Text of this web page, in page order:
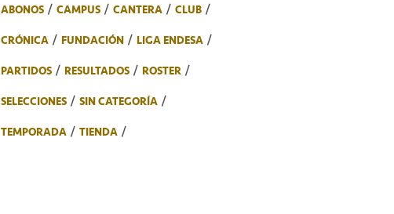
ABONOS CAMPUS CANTERA
CLUB
CRÓNICA
FUNDACIÓN
LIGA ENDESA
PARTIDOS
RESULTADOS
ROSTER
SELECCIONES
SIN CATEGORÍA
TEMPORADA
TIENDA